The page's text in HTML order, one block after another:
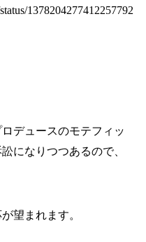
1378204277412257792
デュースのモテフィッ
になりつつあるので、
望まれます。